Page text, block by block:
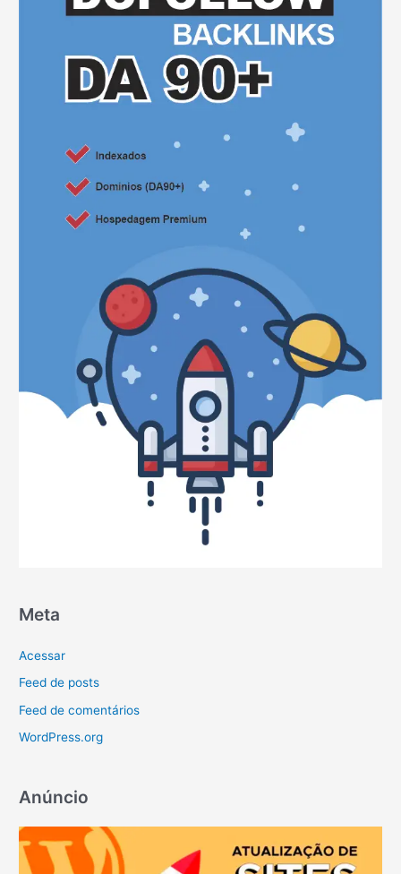
Meta
Acessar
Feed de posts
Feed de comentários
WordPress.org
Anúncio